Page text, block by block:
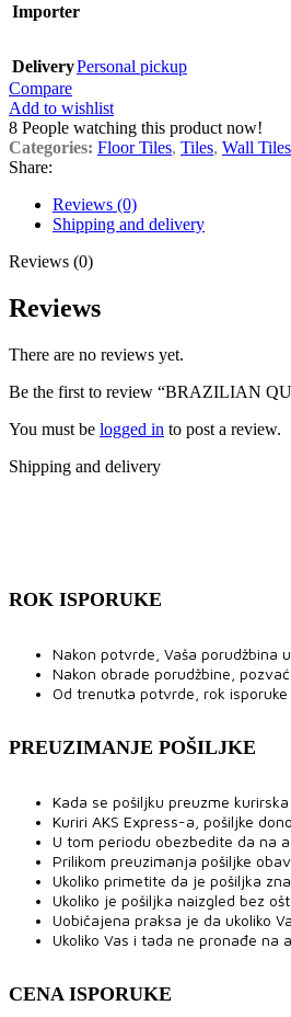
Importer
DeliveryPersonal pickup
Compare
Add to wishlist
8 People watching this product now!
Categories: Floor Tiles, Tiles, Wall Tiles
Share:
Reviews (0)
Shipping and delivery
Reviews (0)
Reviews
There are no reviews yet.
Be the first to review “BRAZILIAN
You must be logged in to post a review.
Shipping and delivery
ROK ISPORUKE
Nakon potvrde, Vaša porudžbina
Nakon obrade porudžbine,
Od trenutka potvrde, rok
PREUZIMANJE POŠILJKE
Kada se pošiljku preuzme
Kuriri AKS Express-a, pošiljke
U tom periodu obezbedite da na
Prilikom preuzimanja pošiljke
Ukoliko primetite da je pošiljka
Ukoliko je pošiljka naizgled bez
Uobičajena praksa je da ukoliko
Ukoliko Vas i tada ne pronađe na
CENA ISPORUKE